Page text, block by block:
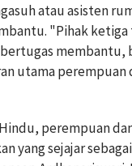
atau asisten
"Pihak
membantu,
utama perempuan
perempuan
yang sejajar